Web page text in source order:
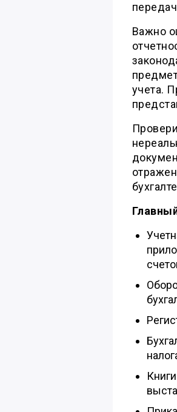
Важно
учета.